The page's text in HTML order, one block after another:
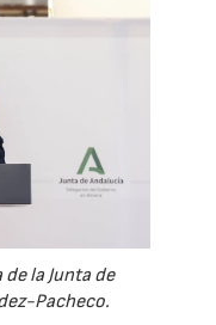
la Junta de
Pacheco.